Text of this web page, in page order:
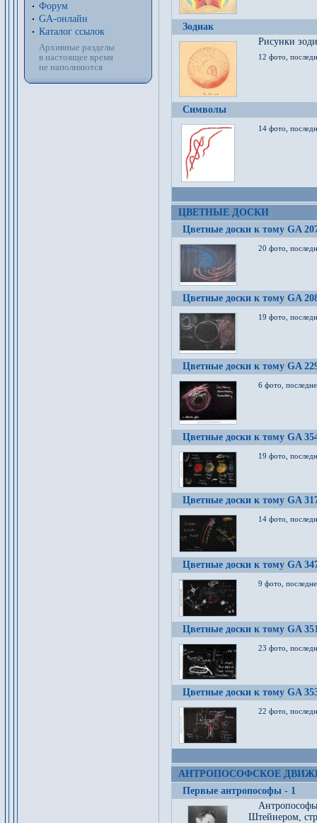
Форум
GA-онлайн
Каталог ссылок
Архивные разделы
в настоящее время
не наполняются
Зодиак
Рисунки
12 фото,
Символы
14 фото,
ЦВЕТНЫЕ ДОСКИ
Цветные доски к тому GA
20 фото,
Цветные доски к тому GA
19 фото,
Цветные доски к тому GA
6 фото,
Цветные доски к тому GA
19 фото,
Цветные доски к тому GA
14 фото,
Цветные доски к тому GA
9 фото,
Цветные доски к тому GA
23 фото,
Цветные доски к тому GA
22 фото,
АНТРОПОСОФСКОЕ
Первые антропософы - 1
Штейнером,